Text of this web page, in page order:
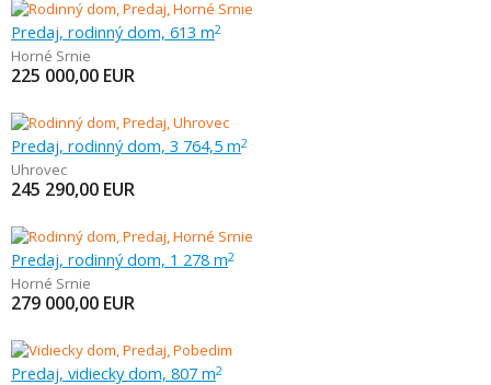
Predaj, rodinný dom, 613 m2
Horné Srnie
225 000,00 EUR
Predaj, rodinný dom, 3 764,5 m2
Uhrovec
245 290,00 EUR
Predaj, rodinný dom, 1 278 m2
Horné Srnie
279 000,00 EUR
Predaj, vidiecky dom, 807 m2